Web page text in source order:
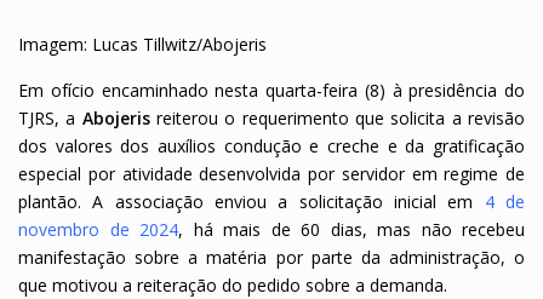
Imagem: Lucas Tillwitz/Abojeris
Em ofício encaminhado nesta quarta-feira (8) à presidência do
TJRS, a Abojerisreiterou o requerimento que solicita a revisão
dos valores dos auxílios condução e creche e da gratificação
especial por atividade desenvolvida por servidor em regime de
plantão. A associação enviou a solicitação inicial em 4 de
novembro de 2024, há mais de 60 dias, mas não recebeu
manifestação sobre a matéria por parte da administração, o
que motivou a reiteração do pedido sobre a demanda.